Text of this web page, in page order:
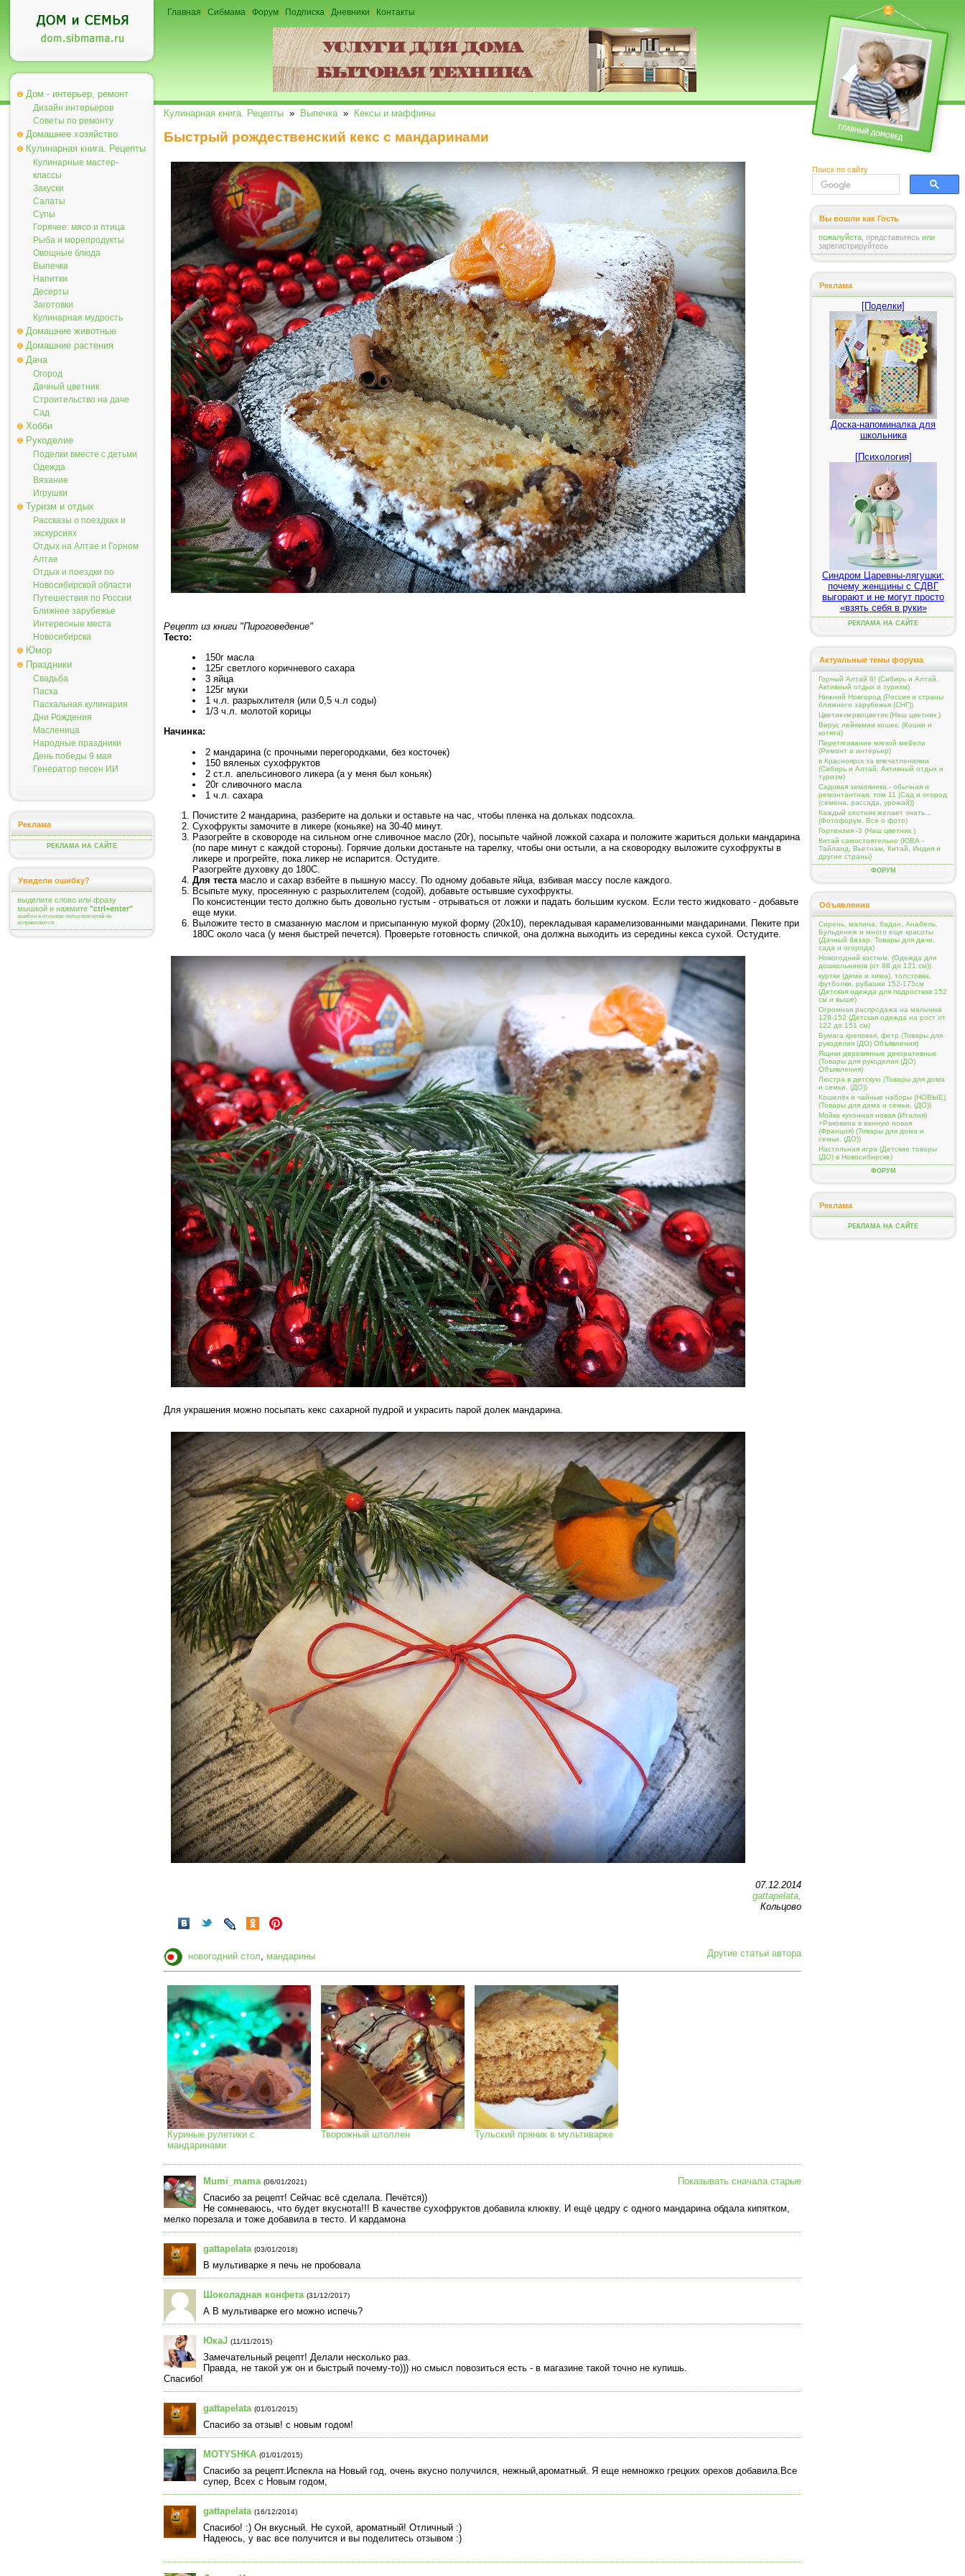
Дом - интерьер, ремонт
Дизайн интерьеров
Советы по ремонту
Домашнее хозяйство
Кулинарная книга. Рецепты
Кулинарные мастер-
классы
Закуски
Салаты
Супы
Горячее: мясо и птица
Рыба и морепродукты
Овощные блюда
Выпечка
Напитки
Десерты
Заготовки
Кулинарная мудрость
Домашние животные
Домашние растения
Дача
Огород
Дачный цветник
Строительство на даче
Сад
Хобби
Рукоделие
Поделки вместе с детьми
Одежда
Вязание
Игрушки
Туризм и отдых
Рассказы о поездках и
экскурсиях
Отдых на Алтае и Горном
Алтае
Отдых и поездки по
Новосибирской области
Путешествия по России
Ближнее зарубежье
Интересные места
Новосибирска
Юмор
Праздники
Свадьба
Пасха
Пасхальная кулинария
Дни Рождения
Масленица
Народные праздники
День победы 9 мая
Генератор песен ИИ
Реклама
РЕКЛАМА НА САЙТЕ
Увидели ошибку?
выделите слово или фразу
мышкой и нажмите "ctrl+enter"
ошибки в отзывах пользователей не
исправляются
Главная Сибмама Форум Подписка Дневники Контакты
Кулинарная книга. Рецепты » Выпечка» Кексы и маффины
Быстрый рождественский кекс с мандаринами
Рецепт из книги "Пироговедение"
Тесто:
150г масла
125г светлого коричневого сахара
3 яйца
125г муки
1 ч.л. разрыхлителя (или 0,5 ч.л соды)
1/3 ч.л. молотой корицы
Начинка:
2 мандарина (с прочными перегородками, без косточек)
150 вяленых сухофруктов
2 ст.л. апельсинового ликера (а у меня был коньяк)
20г сливочного масла
1 ч.л. сахара
Почистите 2 мандарина, разберите на дольки и оставьте на час, чтобы пленка на дольках подсохла.
Сухофрукты замочите в ликере (коньяке) на 30-40 минут.
Разогрейте в сковороде на сильном огне сливочное масло (20г), посыпьте чайной ложкой сахара и положите жариться дольки мандарина
(по паре минут с каждой стороны). Горячие дольки достаньте на тарелку, чтобы они остыли, а на сковородку выложите сухофрукты в
ликере и прогрейте, пока ликер не испарится. Остудите.
Разогрейте духовку до 180С.
Для теста масло и сахар взбейте в пышную массу. По одному добавьте яйца, взбивая массу после каждого.
Всыпьте муку, просеянную с разрыхлителем (содой), добавьте остывшие сухофрукты.
По консистенции тесто должно быть довольно густым - отрываться от ложки и падать большим куском. Если тесто жидковато - добавьте
еще муки.
Выложите тесто в смазанную маслом и присыпанную мукой форму (20х10), перекладывая карамелизованными мандаринами. Пеките при
180С около часа (у меня быстрей печется). Проверьте готовность спичкой, она должна выходить из середины кекса сухой. Остудите.
Для украшения можно посыпать кекс сахарной пудрой и украсить парой долек мандарина.
07.12.2014
gattapelata,
Кольцово
новогодний стол, мандарины Другие статьи автора
Куриные рулетики с
мандаринами
Творожный штоллен Тульский пряник в мультиварке
Показывать сначала старые
Mumi_mama (06/01/2021)
Спасибо за рецепт! Сейчас всё сделала. Печётся))
Не сомневаюсь, что будет вкуснота!!! В качестве сухофруктов добавила клюкву. И ещё цедру с одного мандарина обдала кипятком,
мелко порезала и тоже добавила в тесто. И кардамона
gattapelata (03/01/2018)
В мультиварке я печь не пробовала
Шоколадная конфета (31/12/2017)
А В мультиварке его можно испечь?
ЮкаJ (11/11/2015)
Замечательный рецепт! Делали несколько раз.
Правда, не такой уж он и быстрый почему-то))) но смысл повозиться есть - в магазине такой точно не купишь.
Спасибо!
gattapelata (01/01/2015)
Спасибо за отзыв! с новым годом!
MOTYSHKA (01/01/2015)
Спасибо за рецепт.Испекла на Новый год, очень вкусно получился, нежный,ароматный. Я еще немножко грецких орехов добавила.Все
супер, Всех с Новым годом,
gattapelata (16/12/2014)
Спасибо! :) Он вкусный. Не сухой, ароматный! Отличный :)
Надеюсь, у вас все получится и вы поделитесь отзывом :)
Поиск по сайту
Вы вошли как Гость
пожалуйста, представьтесь или
зарегистрируйтесь
Реклама
[Поделки]
Доска-напоминалка для
школьника
[Психология]
Синдром Царевны-лягушки:
почему женщины с СДВГ
выгорают и не могут просто
«взять себя в руки»
РЕКЛАМА НА САЙТЕ
Актуальные темы форума
Горный Алтай 8! (Сибирь и Алтай.
Активный отдых и туризм)
Нижний Новгород (Россия и страны
ближнего зарубежья (СНГ))
Цветик-первоцветик (Наш цветник )
Вирус лейкемии кошек. (Кошки и
котята)
Перетягивание мягкой мебели
(Ремонт и интерьер)
в Красноярск за впечатлениями
(Сибирь и Алтай. Активный отдых и
туризм)
Садовая земляника - обычная и
ремонтантная. том 11 (Сад и огород
(семена, рассада, урожай))
Каждый охотник желает знать...
(Фотофорум. Все о фото)
Гортензия -3 (Наш цветник )
Китай самостоятельно (ЮВА -
Тайланд, Вьетнам, Китай, Индия и
другие страны)
ФОРУМ
Объявления
Сирень, малина, бадан, Анабель,
Бульденеж и много еще красоты
(Дачный базар. Товары для дачи,
сада и огорода)
Новогодний костюм. (Одежда для
дошкольников (от 86 до 121 см))
куртки (деми и зима), толстовка,
футболки, рубашки 152-175см
(Детская одежда для подростков 152
см и выше)
Огромная распродажа на мальчика
128-152 (Детская одежда на рост от
122 до 151 см)
Бумага креповая, фетр (Товары для
рукоделия (ДО) Объявления)
Ящики деревянные декоративные
(Товары для рукоделия (ДО)
Объявления)
Люстра в детскую (Товары для дома
и семьи. (ДО))
Кошелёк и чайные наборы (НОВЫЕ)
(Товары для дома и семьи. (ДО))
Мойка кухонная новая (Италия)
+Раковина в ванную новая
(Франция) (Товары для дома и
семьи. (ДО))
Настольная игра (Детские товары
(ДО) в Новосибирске)
ФОРУМ
Реклама
РЕКЛАМА НА САЙТЕ